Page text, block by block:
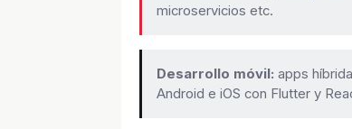
microservicios etc.
Desarrollo móvil: apps
Android e iOS con Flutter y